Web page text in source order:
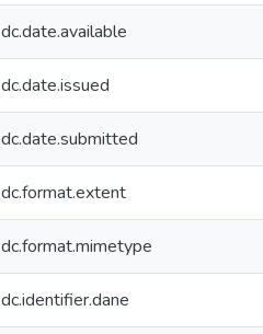
dc.date.available
dc.date.issued
dc.date.submitted
dc.format.extent
dc.format.mimetype
dc.identifier.dane